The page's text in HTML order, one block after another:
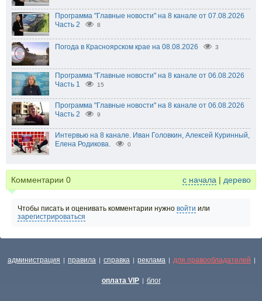
Программа "Главные новости" на 8 канале от 07.08.2026
Часть 2
8
Погода в Красноярском крае на 08.08.2026 3
Программа "Главные новости" на 8 канале от 06.08.2026
Часть 1
15
Программа "Главные новости" на 8 канале от 06.08.2026
Часть 2
9
Интервью на 8 канале. Иван Головкин, Алексей Куринный,
Елена Родикова.
0
Комментарии 0 с начала | дерево
Чтобы писать и оценивать комментарии нужно войти или
зарегистрироваться
администрация | правила | справка | реклама | для правообладателей |
оплата VIP | блог